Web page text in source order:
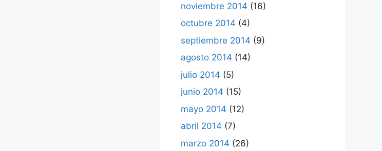
noviembre 2014 (16)
octubre 2014 (4)
septiembre 2014 (9)
agosto 2014 (14)
julio 2014 (5)
junio 2014 (15)
mayo 2014 (12)
abril 2014 (7)
marzo 2014 (26)